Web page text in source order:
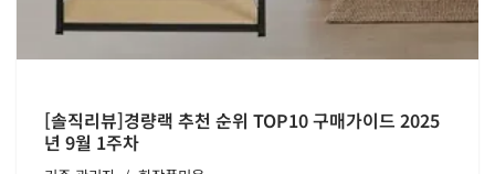
[솔직리뷰]경량랙 추천 순위 TOP10 구매가이드 2025
년 9월 1주차